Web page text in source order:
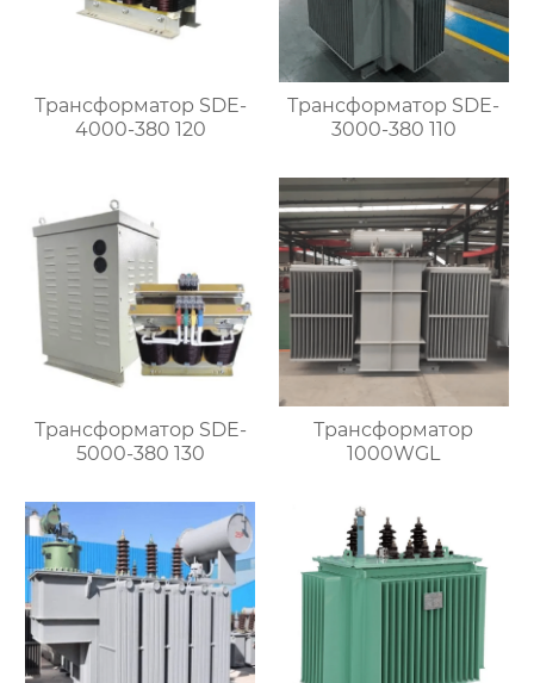
Трансформатор SDE-
4000-380 120
Трансформатор SDE-
3000-380 110
Трансформатор SDE-
5000-380 130
Трансформатор
1000WGL